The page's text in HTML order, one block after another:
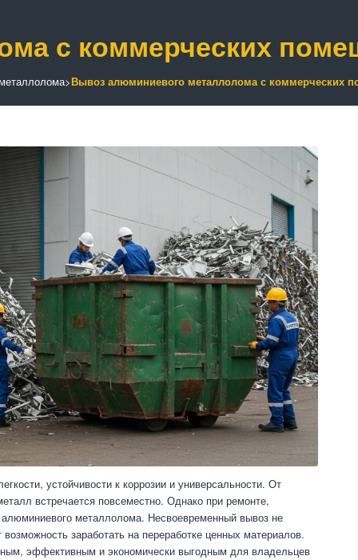
с коммерческих
>Вывоз алюминиевого металлолома с коммерческих
устойчивости к коррозии и универсальности. От
встречается повсеместно. Однако при ремонте,
металлолома. Несвоевременный вывоз не
заработать на переработке ценных материалов.
эффективным и экономически выгодным для владельцев